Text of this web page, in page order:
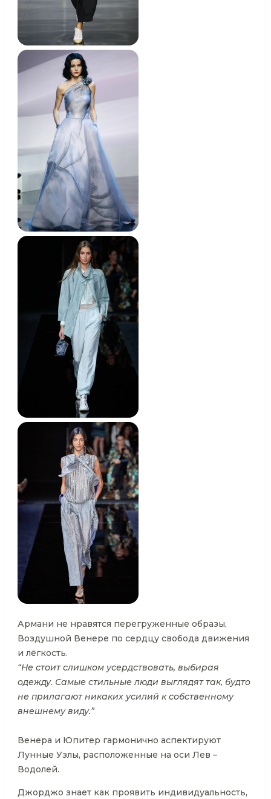
Армани не нравятся перегруженные образы,
Воздушной Венере по сердцу свобода движения
и лёгкость.
“Не стоит слишком усердствовать, выбирая
одежду. Самые стильные люди выглядят так, будто
не прилагают никаких усилий к собственному
внешнему виду.”
Венера и Юпитер гармонично аспектируют
Лунные Узлы, расположенные на оси Лев –
Водолей.
Джорджо знает как проявить индивидуальность,